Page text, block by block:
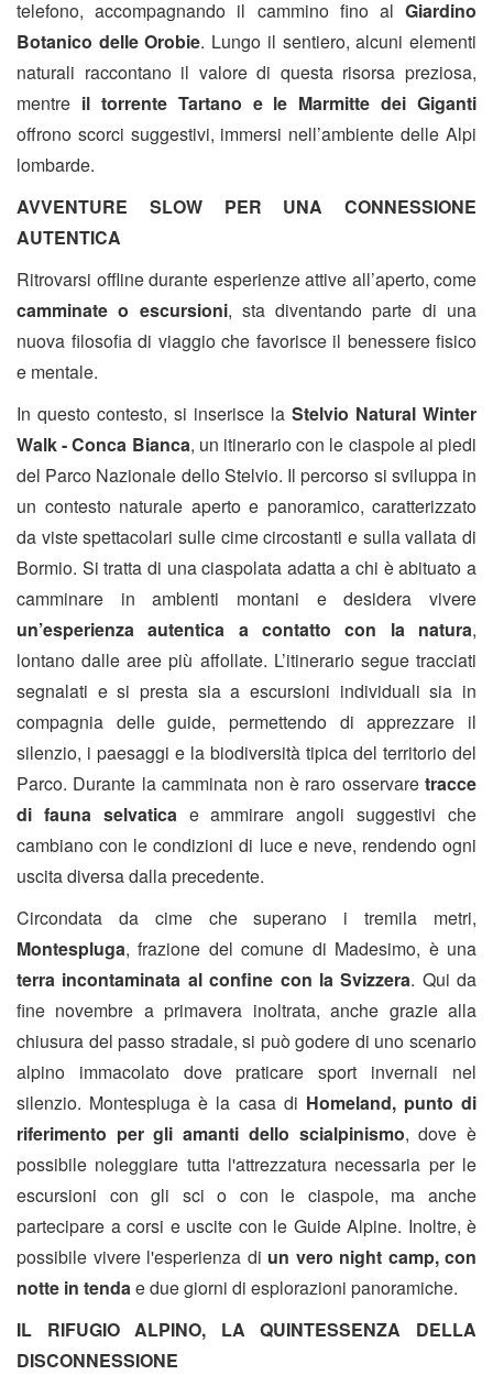
telefono, accompagnando il cammino fino al Giardino
Botanico delle Orobie. Lungo il sentiero, alcuni elementi
naturali raccontano il valore di questa risorsa preziosa,
mentre il torrente Tartano e le Marmitte dei Giganti
offrono scorci suggestivi, immersi nell’ambiente delle Alpi
lombarde.
AVVENTURE SLOW PER UNA CONNESSIONE
AUTENTICA
Ritrovarsi offline durante esperienze attive all’aperto, come
camminate o escursioni, sta diventando parte di una
nuova filosofia di viaggio che favorisce il benessere fisico
e mentale.
In questo contesto, si inserisce la Stelvio Natural Winter
Walk - Conca Bianca, un itinerario con le ciaspole ai piedi
del Parco Nazionale dello Stelvio. Il percorso si sviluppa in
un contesto naturale aperto e panoramico, caratterizzato
da viste spettacolari sulle cime circostanti e sulla vallata di
Bormio. Si tratta di una ciaspolata adatta a chi è abituato a
camminare in ambienti montani e desidera vivere
un’esperienza autentica a contatto con la natura,
lontano dalle aree più affollate. L’itinerario segue tracciati
segnalati e si presta sia a escursioni individuali sia in
compagnia delle guide, permettendo di apprezzare il
silenzio, i paesaggi e la biodiversità tipica del territorio del
Parco. Durante la camminata non è raro osservare tracce
di fauna selvaticae ammirare angoli suggestivi che
cambiano con le condizioni di luce e neve, rendendo ogni
uscita diversa dalla precedente.
Circondata da cime che superano i tremila metri,
Montespluga, frazione del comune di Madesimo, è una
terra incontaminata al confine con la Svizzera. Qui da
fine novembre a primavera inoltrata, anche grazie alla
chiusura del passo stradale, si può godere di uno scenario
alpino immacolato dove praticare sport invernali nel
silenzio. Montespluga è la casa di Homeland, punto di
riferimento per gli amanti dello scialpinismo, dove è
possibile noleggiare tutta l'attrezzatura necessaria per le
escursioni con gli sci o con le ciaspole, ma anche
partecipare a corsi e uscite con le Guide Alpine. Inoltre, è
possibile vivere l'esperienza di un vero night camp, con
notte in tendae due giorni di esplorazioni panoramiche.
IL RIFUGIO ALPINO, LA QUINTESSENZA DELLA
DISCONNESSIONE